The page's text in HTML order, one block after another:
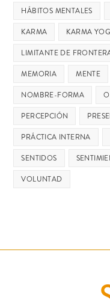
HÁBITOS MENTALES
KARMA
KARMA
LIMITANTE DE
MEMORIA
MENTE
NOMBRE-FORMA
PERCEPCIÓN
PRÁCTICA INTERNA
SENTIDOS
VOLUNTAD